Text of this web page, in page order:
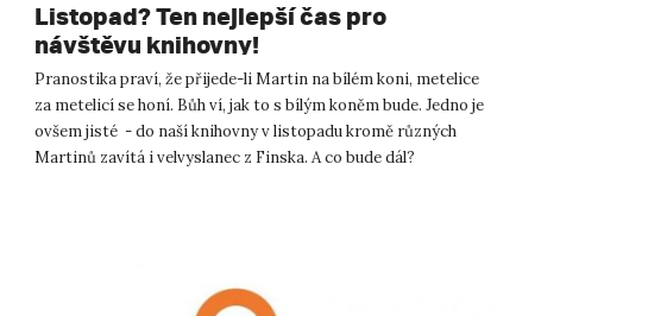
Listopad? Ten nejlepší čas pro
návštěvu knihovny!
Pranostika praví, že přijede-li Martin na bílém koni, metelice
za metelicí se honí. Bůh ví, jak to s bílým koněm bude. Jedno je
ovšem jisté - do naší knihovny v listopadu kromě různých
Martinů zavítá i velvyslanec z Finska. A co bude dál?